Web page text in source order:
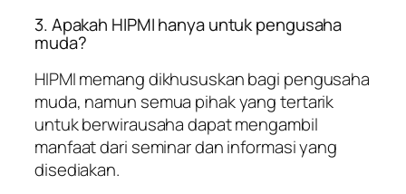
3. Apakah HIPMI hanya untuk pengusaha
muda?
HIPMI memang dikhususkan bagi pengusaha
muda, namun semua pihak yang tertarik
untuk berwirausaha dapat mengambil
manfaat dari seminar dan informasi yang
disediakan.